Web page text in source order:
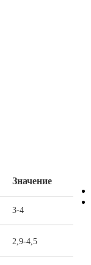
Значение
3-4
2,9-4,5